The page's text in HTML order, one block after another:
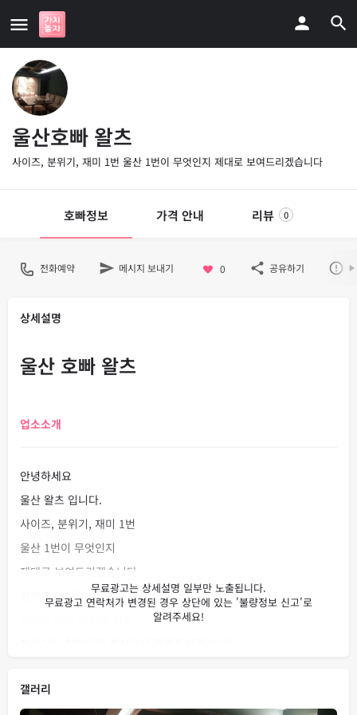
울산호빠 왈츠
사이즈, 분위기, 재미 1번 울산 1번이 무엇인지 제대로 보여드리겠습니다
호빠정보 가격 안내 리뷰 0
전화예약 메시지 보내기 0 공유하기
상세설명
울산 호빠 왈츠
업소소개
안녕하세요
울산 왈츠 입니다.
사이즈, 분위기, 재미 1번
울산 1번이 무엇인지
제대로 보여드리겠습니다
편하게 연락주세요 ^^
갤러리